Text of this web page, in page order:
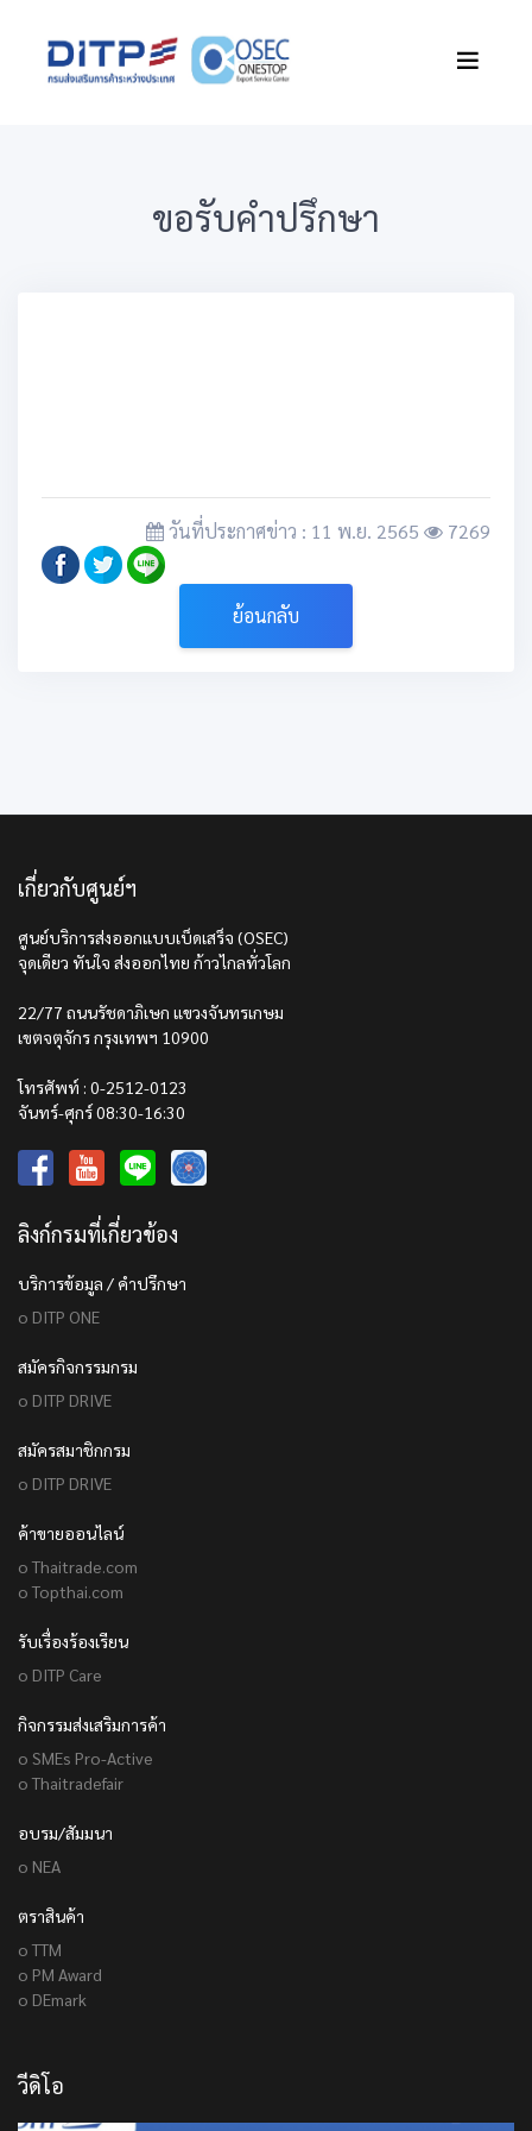
ขอรับคำปรึกษา
วันที่ประกาศข่าว : 11 พ.ย. 2565 7269
ย้อนกลับ
เกี่ยวกับศูนย์ฯ
ศูนย์บริการส่งออกแบบเบ็ดเสร็จ (OSEC)
จุดเดียว ทันใจ ส่งออกไทย ก้าวไกลทั่วโลก
22/77 ถนนรัชดาภิเษก แขวงจันทรเกษม
เขตจตุจักร กรุงเทพฯ 10900
โทรศัพท์ : 0-2512-0123
จันทร์-ศุกร์ 08:30-16:30
ลิงก์กรมที่เกี่ยวข้อง
บริการข้อมูล / คำปรึกษา
o DITP ONE
สมัครกิจกรรมกรม
o DITP DRIVE
สมัครสมาชิกกรม
o DITP DRIVE
ค้าขายออนไลน์
o Thaitrade.com
o Topthai.com
รับเรื่องร้องเรียน
o DITP Care
กิจกรรมส่งเสริมการค้า
o SMEs Pro-Active
o Thaitradefair
อบรม/สัมมนา
o NEA
ตราสินค้า
o TTM
o PM Award
o DEmark
วีดิโอ